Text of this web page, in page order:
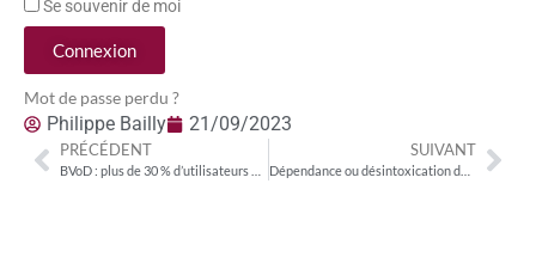
Se souvenir de moi
Connexion
Mot de passe perdu ?
Philippe Bailly 21/09/2023
PRÉCÉDENT SUIVANT